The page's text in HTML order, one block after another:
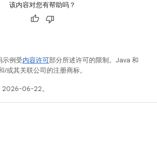
该内容对您有帮助吗？
示例受内容许可部分所述许可的限制。Java 和
或其关联公司的注册商标。
2026-06-22。